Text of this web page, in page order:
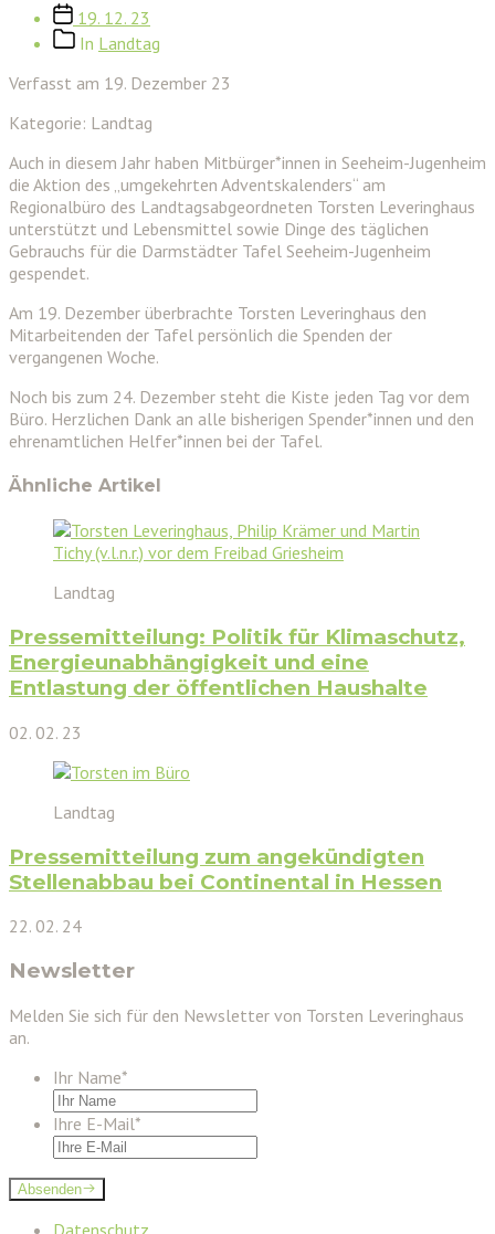
Veröffentlichungsdatum
19. 12. 23
Beitragskategorien
In Landtag
Verfasst am 19. Dezember 23
Kategorie: Landtag
Auch in diesem Jahr haben Mitbürger*innen in Seeheim-Jugenheim
die Aktion des „umgekehrten Adventskalenders“ am
Regionalbüro des Landtagsabgeordneten Torsten Leveringhaus
unterstützt und Lebensmittel sowie Dinge des täglichen
Gebrauchs für die Darmstädter Tafel Seeheim-Jugenheim
gespendet.
Am 19. Dezember überbrachte Torsten Leveringhaus den
Mitarbeitenden der Tafel persönlich die Spenden der
vergangenen Woche.
Noch bis zum 24. Dezember steht die Kiste jeden Tag vor dem
Büro. Herzlichen Dank an alle bisherigen Spender*innen und den
ehrenamtlichen Helfer*innen bei der Tafel.
Ähnliche Artikel
Landtag
Pressemitteilung: Politik für Klimaschutz,
Energieunabhängigkeit und eine
Entlastung der öffentlichen Haushalte
02. 02. 23
Landtag
Pressemitteilung zum angekündigten
Stellenabbau bei Continental in Hessen
22. 02. 24
Newsletter
Melden Sie sich für den Newsletter von Torsten Leveringhaus
an.
Ihr Name*
Ihre E-Mail*
Absenden
Datenschutz